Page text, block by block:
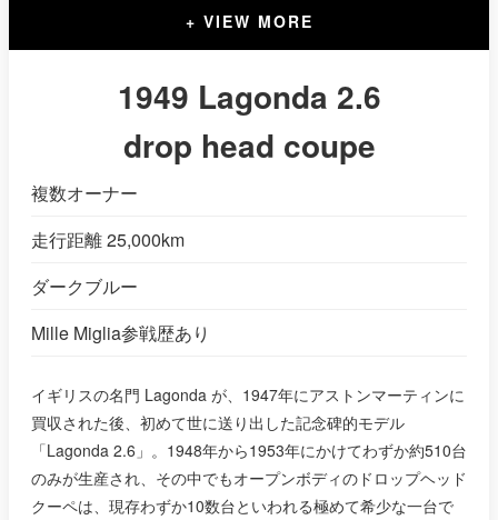
+ VIEW MORE
1949 Lagonda 2.6
drop head coupe
複数オーナー
走行距離 25,000km
ダークブルー
Mille Miglia参戦歴あり
イギリスの名門 Lagonda が、1947年にアストンマーティンに
買収された後、初めて世に送り出した記念碑的モデル
「Lagonda 2.6」。1948年から1953年にかけてわずか約510台
のみが生産され、その中でもオープンボディのドロップヘッド
クーペは、現存わずか10数台といわれる極めて希少な一台で